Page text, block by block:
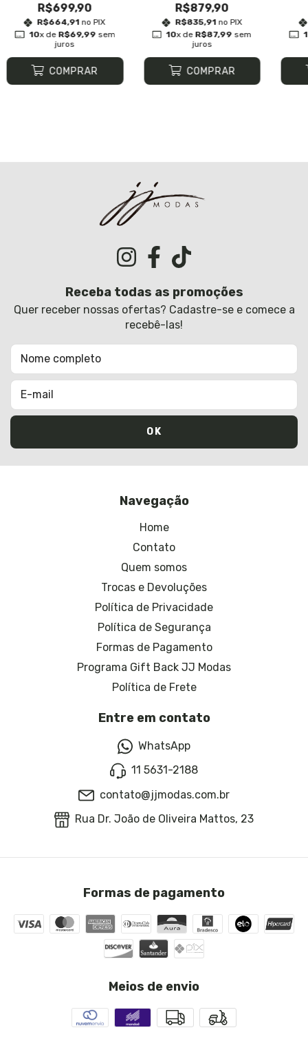
R$699,90
R$664,91 no PIX
10x de R$69,99 sem
juros
COMPRAR
Tule e Paetês Bijou
R$879,90
R$835,91 no PIX
10x de R$87,99 sem
juros
COMPRAR
Receba todas as promoções
Quer receber nossas ofertas? Cadastre-se e comece a
recebê-las!
Navegação
Home
Contato
Quem somos
Trocas e Devoluções
Política de Privacidade
Política de Segurança
Formas de Pagamento
Programa Gift Back JJ Modas
Política de Frete
Entre em contato
WhatsApp
11 5631-2188
contato@jjmodas.com.br
Rua Dr. João de Oliveira Mattos, 23
Formas de pagamento
Meios de envio